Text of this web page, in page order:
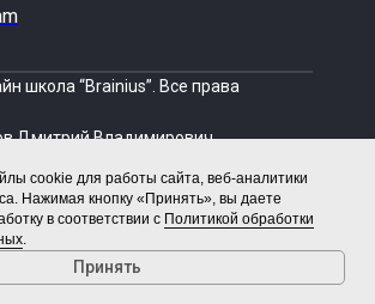
школа “Brainius”. Все права
Дмитрий Владимирович
персональных данных
cookie для работы сайта, веб-аналитики
Нажимая кнопку «Принять», вы даете
в соответствии с Политикой обработки
Принять